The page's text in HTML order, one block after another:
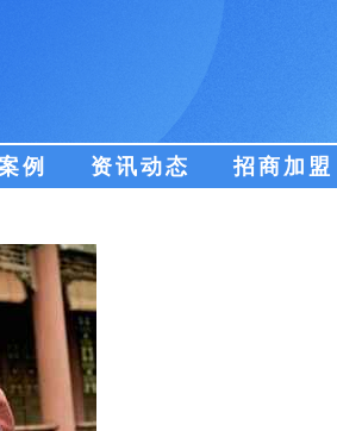
例 资讯动态 招商加盟